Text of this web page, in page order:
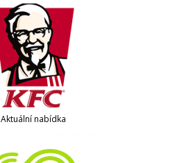
Aktuální nabídka